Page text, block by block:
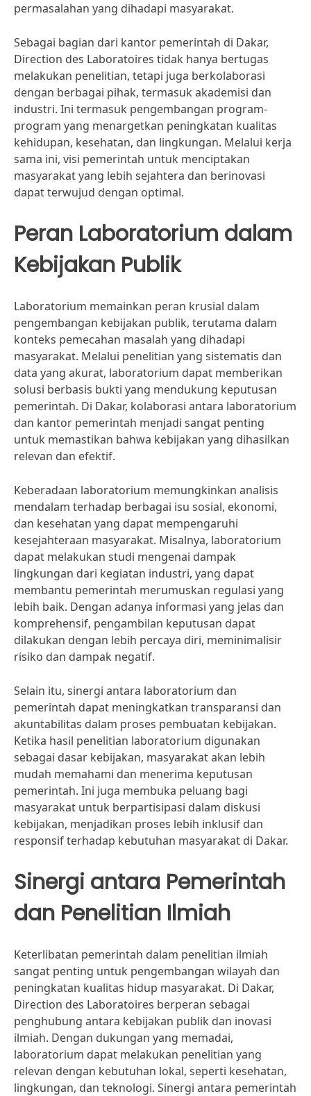
permasalahan yang dihadapi masyarakat.
Sebagai bagian dari kantor pemerintah di Dakar,
Direction des Laboratoires tidak hanya bertugas
melakukan penelitian, tetapi juga berkolaborasi
dengan berbagai pihak, termasuk akademisi dan
industri. Ini termasuk pengembangan program-
program yang menargetkan peningkatan kualitas
kehidupan, kesehatan, dan lingkungan. Melalui kerja
sama ini, visi pemerintah untuk menciptakan
masyarakat yang lebih sejahtera dan berinovasi
dapat terwujud dengan optimal.
Peran Laboratorium dalam
Kebijakan Publik
Laboratorium memainkan peran krusial dalam
pengembangan kebijakan publik, terutama dalam
konteks pemecahan masalah yang dihadapi
masyarakat. Melalui penelitian yang sistematis dan
data yang akurat, laboratorium dapat memberikan
solusi berbasis bukti yang mendukung keputusan
pemerintah. Di Dakar, kolaborasi antara laboratorium
dan kantor pemerintah menjadi sangat penting
untuk memastikan bahwa kebijakan yang dihasilkan
relevan dan efektif.
Keberadaan laboratorium memungkinkan analisis
mendalam terhadap berbagai isu sosial, ekonomi,
dan kesehatan yang dapat mempengaruhi
kesejahteraan masyarakat. Misalnya, laboratorium
dapat melakukan studi mengenai dampak
lingkungan dari kegiatan industri, yang dapat
membantu pemerintah merumuskan regulasi yang
lebih baik. Dengan adanya informasi yang jelas dan
komprehensif, pengambilan keputusan dapat
dilakukan dengan lebih percaya diri, meminimalisir
risiko dan dampak negatif.
Selain itu, sinergi antara laboratorium dan
pemerintah dapat meningkatkan transparansi dan
akuntabilitas dalam proses pembuatan kebijakan.
Ketika hasil penelitian laboratorium digunakan
sebagai dasar kebijakan, masyarakat akan lebih
mudah memahami dan menerima keputusan
pemerintah. Ini juga membuka peluang bagi
masyarakat untuk berpartisipasi dalam diskusi
kebijakan, menjadikan proses lebih inklusif dan
responsif terhadap kebutuhan masyarakat di Dakar.
Sinergi antara Pemerintah
dan Penelitian Ilmiah
Keterlibatan pemerintah dalam penelitian ilmiah
sangat penting untuk pengembangan wilayah dan
peningkatan kualitas hidup masyarakat. Di Dakar,
Direction des Laboratoires berperan sebagai
penghubung antara kebijakan publik dan inovasi
ilmiah. Dengan dukungan yang memadai,
laboratorium dapat melakukan penelitian yang
relevan dengan kebutuhan lokal, seperti kesehatan,
lingkungan, dan teknologi. Sinergi antara pemerintah